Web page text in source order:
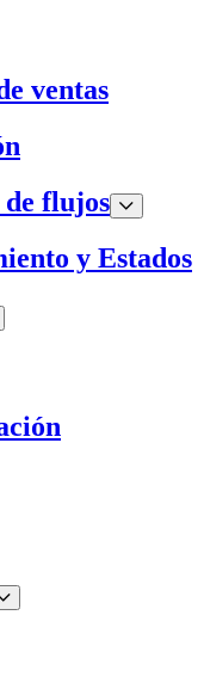
ventas
flujos
y Estados